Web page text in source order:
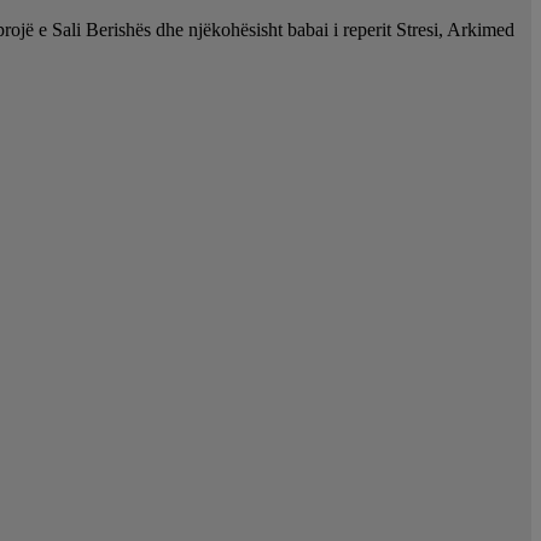
e Sali Berishës dhe njëkohësisht babai i reperit Stresi, Arkimed